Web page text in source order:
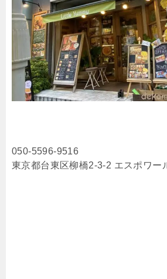
050-5596-9516
東京都台東区柳橋2-3-2 エスポワー